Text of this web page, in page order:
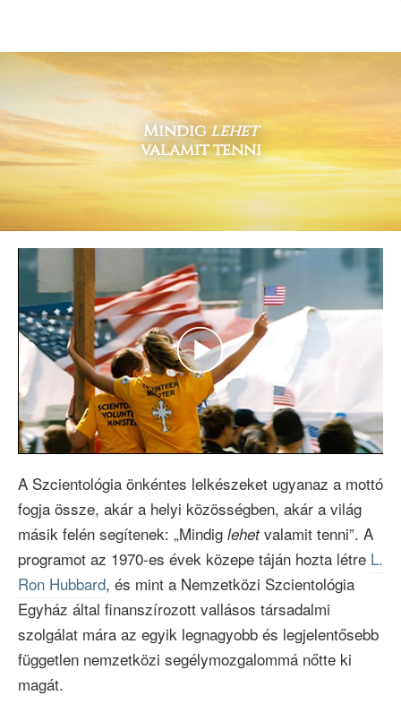
Mindig lehet
valamit tenni
Play
Video
A Szcientológia önkéntes lelkészeket ugyanaz a mottó
fogja össze, akár a helyi közösségben, akár a világ
másik felén segítenek: „Mindig lehetvalamit tenni”. A
programot az 1970-es évek közepe táján hozta létre L.
Ron Hubbard, és mint a Nemzetközi Szcientológia
Egyház által finanszírozott vallásos társadalmi
szolgálat mára az egyik legnagyobb és legjelentősebb
független nemzetközi segélymozgalommá nőtte ki
magát.